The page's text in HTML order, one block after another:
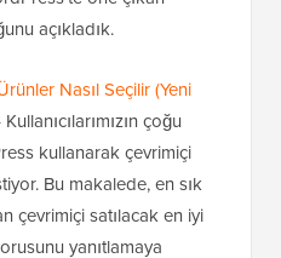
açıkladık.
Nasıl Seçilir (Yeni
çoğu
kullanarak çevrimiçi
Bu makalede, en sık
çevrimiçi satılacak en iyi
yanıtlamaya